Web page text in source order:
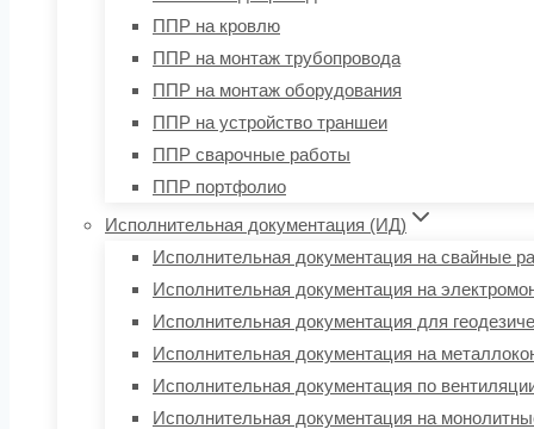
ППР на кровлю
ППР на монтаж трубопровода
ППР на монтаж оборудования
ППР на устройство траншеи
ППР сварочные работы
ППР портфолио
Исполнительная документация (ИД)
Исполнительная документация на свайные
Исполнительная документация на
Исполнительная документация для
Исполнительная документация на
Исполнительная документация по
Исполнительная документация на